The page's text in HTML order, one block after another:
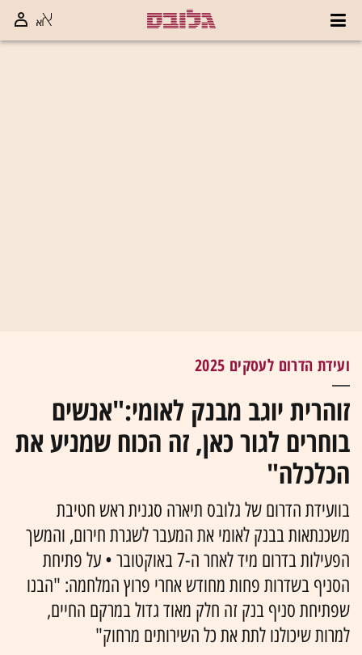
ועידת הדרום לעסקים 2025
זוהרית יוגב מבנק לאומי:"אנשים
בוחרים לגור כאן, זה הכוח שמניע את
הכלכלה"
בוועידת הדרום של גלובס תיארה סגנית ראש חטיבת
משכנתאות בבנק לאומי את המעבר לשגרת חירום, והמשך
הפעילות בדרום מיד לאחר ה-7 באוקטובר • על פתיחת
הסניף בשדרות פחות מחודש אחרי פרוץ המלחמה: "הבנו
שפתיחת סניף בנק זה חלק מאוד גדול במרקם החיים,
למרות שיכולנו לתת את כל השירותים מרחוק"